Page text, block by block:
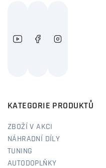
KATEGORIE PRODUKTŮ
ZBOŽÍ V AKCI
NÁHRADNÍ DÍLY
TUNING
AUTODOPLŇKY